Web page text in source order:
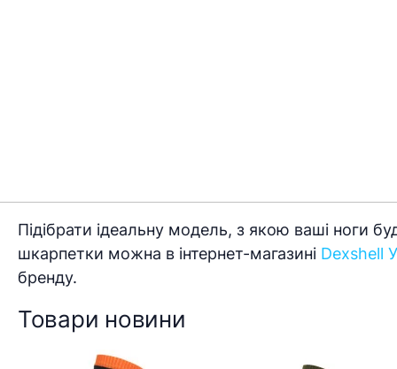
Підібрати ідеальну модель, з якою ваші ноги
шкарпетки можна в інтернет-магазині Dexshell
бренду.
Товари новини